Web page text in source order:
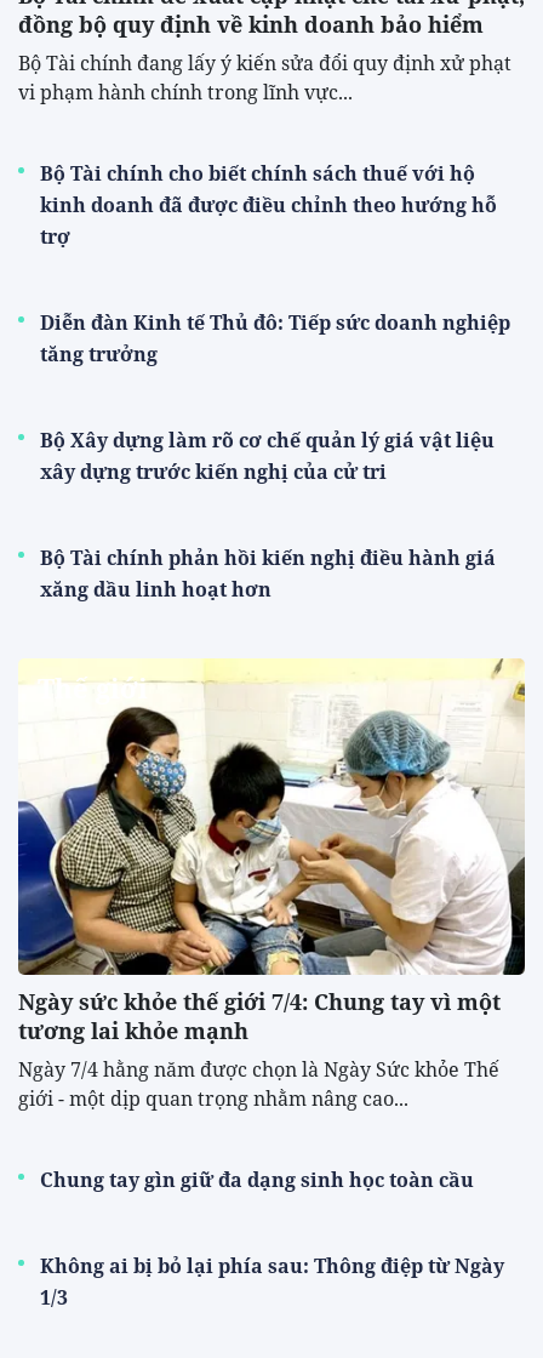
đồng bộ quy định về kinh doanh bảo hiểm
Bộ Tài chính đang lấy ý kiến sửa đổi quy định xử phạt
vi phạm hành chính trong lĩnh vực...
Bộ Tài chính cho biết chính sách thuế với hộ
kinh doanh đã được điều chỉnh theo hướng hỗ
trợ
Diễn đàn Kinh tế Thủ đô: Tiếp sức doanh nghiệp
tăng trưởng
Bộ Xây dựng làm rõ cơ chế quản lý giá vật liệu
xây dựng trước kiến nghị của cử tri
Bộ Tài chính phản hồi kiến nghị điều hành giá
xăng dầu linh hoạt hơn
Thế giới
Ngày sức khỏe thế giới 7/4: Chung tay vì một
tương lai khỏe mạnh
Ngày 7/4 hằng năm được chọn là Ngày Sức khỏe Thế
giới - một dịp quan trọng nhằm nâng cao...
Chung tay gìn giữ đa dạng sinh học toàn cầu
Không ai bị bỏ lại phía sau: Thông điệp từ Ngày
1/3